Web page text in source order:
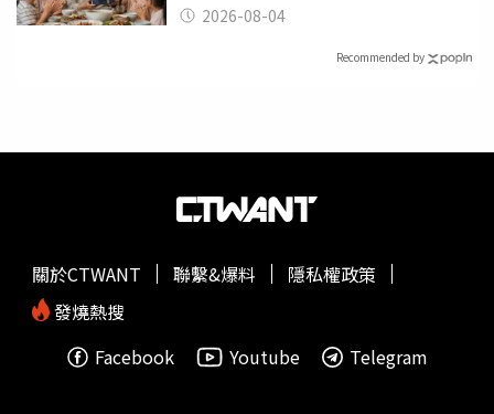
2026-08-04
Recommended by
關於CTWANT 聯繫&爆料
隱私權政策
發燒熱搜
Facebook
Youtube Telegram